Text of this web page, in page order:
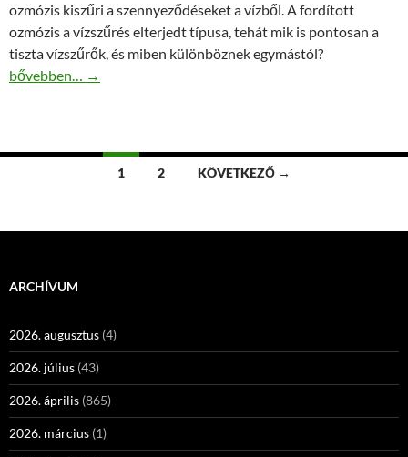
ozmózis kiszűri a szennyeződéseket a vízből. A fordított
ozmózis a vízszűrés elterjedt típusa, tehát mik is pontosan a
tiszta vízszűrők, és miben különböznek egymástól?
Minőségi ivóvíz szűrő megvásárolható az interneten is!
bővebben… →
Bejegyzések
1 2 KÖVETKEZŐ →
ARCHÍVUM
2026. augusztus (4)
2026. július (43)
2026. április (865)
2026. március (1)